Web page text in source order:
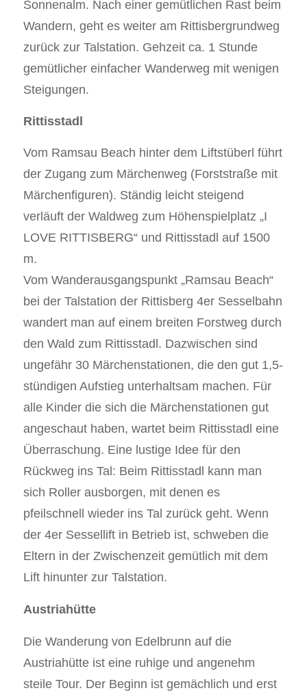
Sonnenalm. Nach einer gemütlichen Rast beim
Wandern, geht es weiter am Rittisbergrundweg
zurück zur Talstation. Gehzeit ca. 1 Stunde
gemütlicher einfacher Wanderweg mit wenigen
Steigungen.
Rittisstadl
Vom Ramsau Beach hinter dem Liftstüberl führt
der Zugang zum Märchenweg (Forststraße mit
Märchenfiguren). Ständig leicht steigend
verläuft der Waldweg zum Höhenspielplatz „I
LOVE RITTISBERG“ und Rittisstadl auf 1500
m.
Vom Wanderausgangspunkt „Ramsau Beach“
bei der Talstation der Rittisberg 4er Sesselbahn
wandert man auf einem breiten Forstweg durch
den Wald zum Rittisstadl. Dazwischen sind
ungefähr 30 Märchenstationen, die den gut 1,5-
stündigen Aufstieg unterhaltsam machen. Für
alle Kinder die sich die Märchenstationen gut
angeschaut haben, wartet beim Rittisstadl eine
Überraschung. Eine lustige Idee für den
Rückweg ins Tal: Beim Rittisstadl kann man
sich Roller ausborgen, mit denen es
pfeilschnell wieder ins Tal zurück geht. Wenn
der 4er Sessellift in Betrieb ist, schweben die
Eltern in der Zwischenzeit gemütlich mit dem
Lift hinunter zur Talstation.
Austriahütte
Die Wanderung von Edelbrunn auf die
Austriahütte ist eine ruhige und angenehm
steile Tour. Der Beginn ist gemächlich und erst